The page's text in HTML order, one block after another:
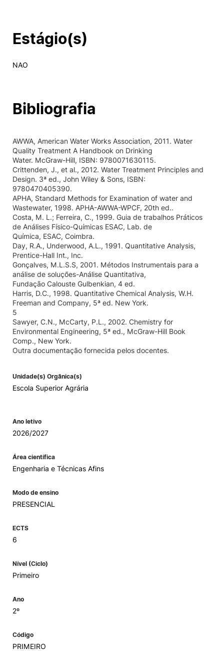
Estágio(s)
NAO
Bibliografia
AWWA, American Water Works Association, 2011. Water
Quality Treatment A Handbook on Drinking
Water. McGraw-Hill, ISBN: 9780071630115.
Crittenden, J., et al., 2012. Water Treatment Principles and
Design. 3ª ed., John Wiley & Sons, ISBN:
9780470405390.
APHA, Standard Methods for Examination of water and
Wastewater, 1998. APHA-AWWA-WPCF, 20th ed..
Costa, M. L.; Ferreira, C., 1999. Guia de trabalhos Práticos
de Análises Físico-Químicas ESAC, Lab. de
Química, ESAC, Coimbra.
Day, R.A., Underwood, A.L., 1991. Quantitative Analysis,
Prentice-Hall Int., Inc.
Gonçalves, M.L.S.S, 2001. Métodos Instrumentais para a
análise de soluções-Análise Quantitativa,
Fundação Calouste Gulbenkian, 4 ed.
Harris, D.C., 1998. Quantitative Chemical Analysis, W.H.
Freeman and Company, 5ª ed. New York.
5
Sawyer, C.N., McCarty, P.L., 2002. Chemistry for
Environmental Engineering, 5ª ed., McGraw-Hill Book
Comp., New York.
Outra documentação fornecida pelos docentes.
Unidade(s) Orgânica(s)
Escola Superior Agrária
Ano letivo
2026/2027
Área científica
Engenharia e Técnicas Afins
Modo de ensino
PRESENCIAL
ECTS
6
Nível (Ciclo)
Primeiro
Ano
2º
Código
PRIMEIRO